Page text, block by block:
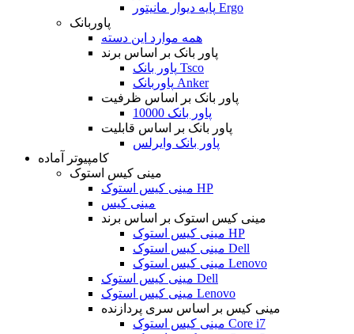
پایه دیوار مانیتور Ergo
پاوربانک
همه موارد این دسته
پاور بانک بر اساس برند
پاور بانک Tsco
پاوربانک Anker
پاور بانک بر اساس ظرفیت
پاور بانک 10000
پاور بانک بر اساس قابلیت
پاور بانک وایرلس
کامپیوتر آماده
مینی کیس استوک
مینی کیس استوک HP
مینی کیس
مینی کیس استوک بر اساس برند
مینی کیس استوک HP
مینی کیس استوک Dell
مینی کیس استوک Lenovo
مینی کیس استوک Dell
مینی کیس استوک Lenovo
مینی کیس بر اساس سری پردازنده
مینی کیس استوک Core i7